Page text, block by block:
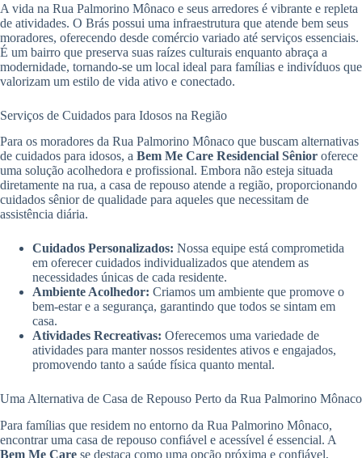
A vida na Rua Palmorino Mônaco e seus arredores é vibrante e repleta
de atividades. O Brás possui uma infraestrutura que atende bem seus
moradores, oferecendo desde comércio variado até serviços essenciais.
É um bairro que preserva suas raízes culturais enquanto abraça a
modernidade, tornando-se um local ideal para famílias e indivíduos que
valorizam um estilo de vida ativo e conectado.
Serviços de Cuidados para Idosos na Região
Para os moradores da Rua Palmorino Mônaco que buscam alternativas
de cuidados para idosos, a Bem Me Care Residencial Sênior oferece
uma solução acolhedora e profissional. Embora não esteja situada
diretamente na rua, a casa de repouso atende a região, proporcionando
cuidados sênior de qualidade para aqueles que necessitam de
assistência diária.
Cuidados Personalizados: Nossa equipe está comprometida
em oferecer cuidados individualizados que atendem as
necessidades únicas de cada residente.
Ambiente Acolhedor: Criamos um ambiente que promove o
bem-estar e a segurança, garantindo que todos se sintam em
casa.
Atividades Recreativas: Oferecemos uma variedade de
atividades para manter nossos residentes ativos e engajados,
promovendo tanto a saúde física quanto mental.
Uma Alternativa de Casa de Repouso Perto da Rua Palmorino Mônaco
Para famílias que residem no entorno da Rua Palmorino Mônaco,
encontrar uma casa de repouso confiável e acessível é essencial. A
Bem Me Care se destaca como uma opção próxima e confiável,